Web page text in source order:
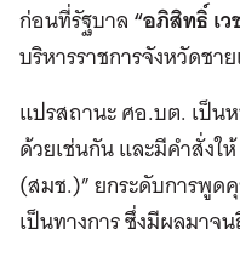
ก่อนที่รัฐบาล“อภิสิทธิ์ เว
บริหารราชการจังหวัดช
แปรสถานะ ศอ.บต. เป็น
ด้วยเช่นกัน และมีคำสั่งใ
(สมช.)” ยกระดับการพูด
เป็นทางการ ซึ่งมีผลมาจ